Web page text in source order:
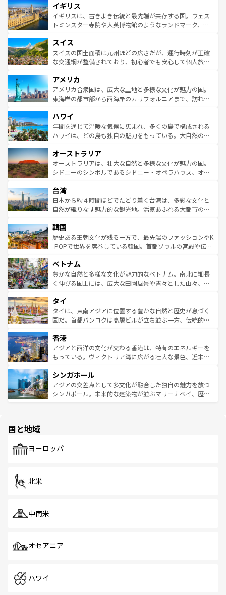
いる。シャンパンの発祥地であるランス、プロヴァンスの
香り高いラベンダー畑など、多彩な楽しみ方が可能だ。さ
らに、パリ以外の地域にも魅力が溢れており、どの街角に
れる地方に足を運ぶとそれぞれで全く異なる文化を体験で
きるだろう。 なお、新着のフランス情報はコンテンツ一覧
を参照してほしい。
顔を持つこの国は、どこを歩いても飽きることがない。ベ
ルリンの文化的活気、バイエルン州のアルプスの絶景、そ
してライン川沿いのワイン畑といった風景は必見。ビール
は、お酒好きな人にはぜひ体験してほしい。 なお、新着の
ドイツ情報はコンテンツ一覧を参照してほしい。
イギリス
イギリスは、古きよき伝統と最先端が共存する国。ウェス
トミンスター寺院や大英博物館のようなランドマーク、歴
リアごとに異なる魅力がある。また、優雅なアフタヌーン
ティー、ビール好きにはたまらない英国パブ、サッカー観
戦など、本場だからこそできる体験も豊富。イギリスを旅
ンツ一覧を参照してほしい。
スイス
スイスの国土面積は九州ほどの広さだが、運行時刻が正確
な交通網が整備されており、初心者でも安心して個人旅行
の建物がそのまま残る町や、スイスならではのユニークな
博物館もあり、アルプス観光だけでなく町歩きも満喫する
ことができる。国民の所得が高いため物価も高いが、旅行
ば市内交通費無料で観光を楽しむこともできる。 なお、新
着のスイス情報はコンテンツ一覧 を参照してほしい。
アメリカ
アメリカ合衆国は、広大な土地と多様な文化が魅力の国。
東海岸の都市部から西海岸のカリフォルニアまで、訪れる
のような巨大都市は、観光、ショッピング、エンターテイ
ンメントが詰まった刺激的なスポットだ。一方、アメリカ
西部には大自然が広がり、グランドキャニオンやイエロー
部のニューオーリンズでは、音楽と美食が融合した独特の
文化が魅力。旅行者はアメリカの各地域で異なる魅力を楽
しみながら、その多様性と豊かな歴史を感じることができ
ならではの贅沢な旅のスタイルだ。 なお、新着のアメリカ
情報はコンテンツ一覧を参照してほしい。
ハワイ
年間を通じて温暖な気候に恵まれ、多くの島で構成される
ハワイは、どの島も独自の魅力をもっている。大自然の神
ワイ島は見逃せない。また、定番の観光地といえばオアフ
島だが、静かな自然を求めるならマウイ島やカウアイ島が
おすすめ。エメラルドグリーンに輝く海をはじめ、豊かな
れるおもてなしの心で訪れる人々を迎えてくれるハワイの
人々、おいしいローカルフードやハワイアンミュージッ
ク、伝統的なフラダンスなど、すべてがハワイの魅力を彩
ワイを、存分に味わってほしい。 なお、新着のハワイ情報
はコンテンツ一覧を参照してほしい。
オーストラリア
オーストラリアは、壮大な自然と多様な文化が魅力の国。
シドニーのシンボルであるシドニー・オペラハウス、オー
リアリーフや大陸中央部にそびえるウルル（エアーズロッ
ク）、タスマニアの美しい原生林やケアンズの熱帯雨林な
ど、見どころがたくさん。また、カフェやワイン、オージ
いる。アクティビティも充実しており、サーフィンやダイ
ビング、ハイキングなど、アウトドア好きにはたまらな
い。オーストラリアの多彩な魅力を存分に味わいつくそ
参照してほしい。
台湾
日本から約４時間ほどでたどり着く台湾は、多彩な文化と
自然が織りなす魅力的な観光地。活気あふれる大都市の台
ン）、静ひつな山岳地帯である台湾東部など、都市の喧騒
と山間の静けさが共存しており、訪れる人に新しい発見と
驚きをもたらしてくれる。また、奥深い台湾の食文化も魅
容にもいいと評判のスイーツなど、バラエティ豊かな料理
が味わえる。 なお、新着の台湾情報は コンテンツ一覧を参
照してほしい。
韓国
歴史ある王朝文化が残る一方で、最先端のファッションやK
-POPで世界を席巻している韓国。首都ソウルの宮殿や伝統
き、地方に足を延ばせば四季折々の自然美を楽しむことが
できる。そして、キムチや焼肉、絶品のストリートフード
まで、さまざまな韓国料理が待っている。夜には、韓国な
リティに包まれながら、韓国の多彩な魅力を心ゆくまで味
わってみてほしい。 なお、新着の韓国情報はコンテンツ一
覧を参照してほしい。
ベトナム
豊かな自然と多様な文化が魅力的なベトナム。南北に細長
く伸びる国土には、広大な田園風景や青々とした山々、世
急速な発展と共に伝統が息づく。ハノイの古い町並みやホ
ーチミン市のフランス統治時代の建物も、独特の雰囲気を
醸し出している。また、バラエティの豊かさとおいしさで
とつ。フォーやバインミー、ベトナムコーヒーなどは、ぜ
ひ現地で味わいたい。どの地域を訪れてもあたたかい人々
が旅行者を迎えてくれるので、きっと忘れられない旅にな
参照してほしい。
タイ
タイは、東南アジアに位置する豊かな自然と歴史が息づく
国だ。首都バンコクは高層ビルが立ち並ぶ一方、伝統的な
の活気が交差している。北部ではチェンマイなどの山岳地
帯で自然と触れ合い、南部ではプーケットやクラビの美し
いビーチでリゾート気分を楽しむことができる。タイ料理
激する。気候は一年中温暖で、どの季節にも異なる楽しみ
が待っている。親しみやすいタイの人々、仏教を中心とし
た文化、そして多様な観光資源が、訪れる旅人を魅了し続
香港
アジアと西洋の文化が交わる香港は、特有のエネルギーを
もっている。ヴィクトリア湾に広がる壮大な景色、近未来
み、どこを訪れても感動するはず。観光スポットが密集し
ており、効率よく見どころを回れるのも魅力。息をのむよ
うな絶景から文化的な体験まで、香港を存分に楽しみ尽く
シンガポール
アジアの交差点として多文化が融合した独自の魅力を放つ
シンガポール。未来的な建築物が並ぶマリーナベイ、歴史
で、ホーカーズは地元の風情を楽しめる外せないスポット
国と地域
ヨーロッパ
北米
中南米
オセアニア
ハワイ